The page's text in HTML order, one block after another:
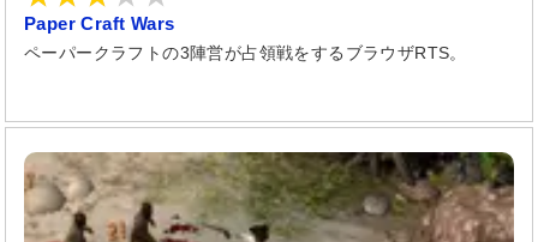
Paper Craft Wars
ペーパークラフトの3陣営が占領戦をするブラウザRTS。